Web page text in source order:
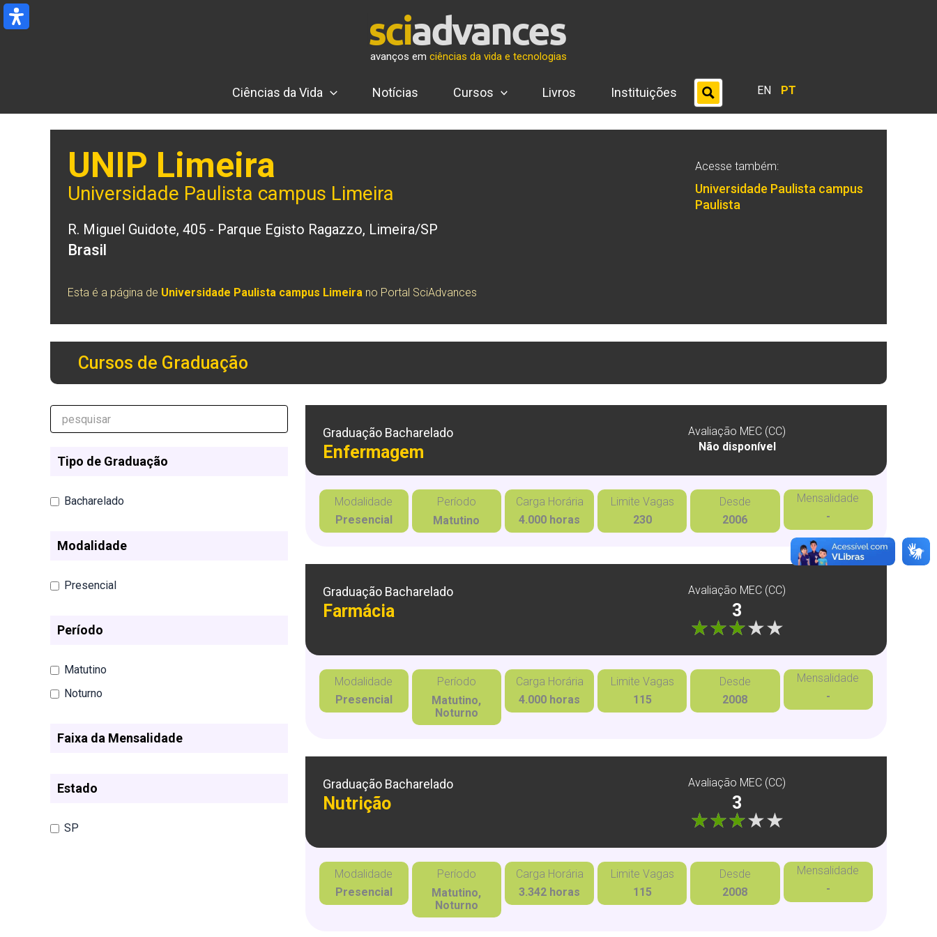
Ir
para
avanços em ciências da vida e tecnologias
Ciências da Vida Notícias Cursos Livros Instituições EN PT
UNIP Limeira
Universidade Paulista campus Limeira
R. Miguel Guidote, 405 - Parque Egisto Ragazzo, Limeira/SP
Brasil
Esta é a página de Universidade Paulista campus Limeira no Portal SciAdvances
Acesse também:
Universidade Paulista campus
Paulista
Cursos de Graduação
Tipo de Graduação
Bacharelado
Modalidade
Presencial
Período
Matutino
Noturno
Faixa da Mensalidade
Estado
SP
Graduação Bacharelado
Enfermagem
Avaliação MEC (CC)
Não disponível
Modalidade
Presencial
Período
Matutino
Carga Horária
4.000 horas
Limite Vagas
230
Desde
2006
Mensalidade
-
Graduação Bacharelado
Farmácia
Avaliação MEC (CC)
3
Modalidade
Presencial
Período
Matutino,
Noturno
Carga Horária
4.000 horas
Limite Vagas
115
Desde
2008
Mensalidade
-
Graduação Bacharelado
Nutrição
Avaliação MEC (CC)
3
Modalidade
Presencial
Período
Matutino,
Noturno
Carga Horária
3.342 horas
Limite Vagas
115
Desde
2008
Mensalidade
-